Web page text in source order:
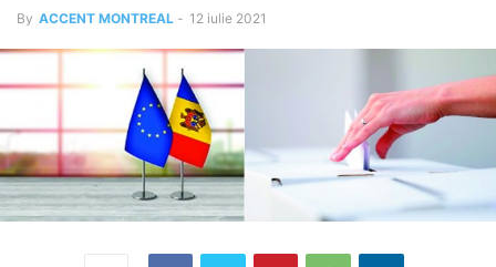
By ACCENT MONTREAL - 12 iulie 2021